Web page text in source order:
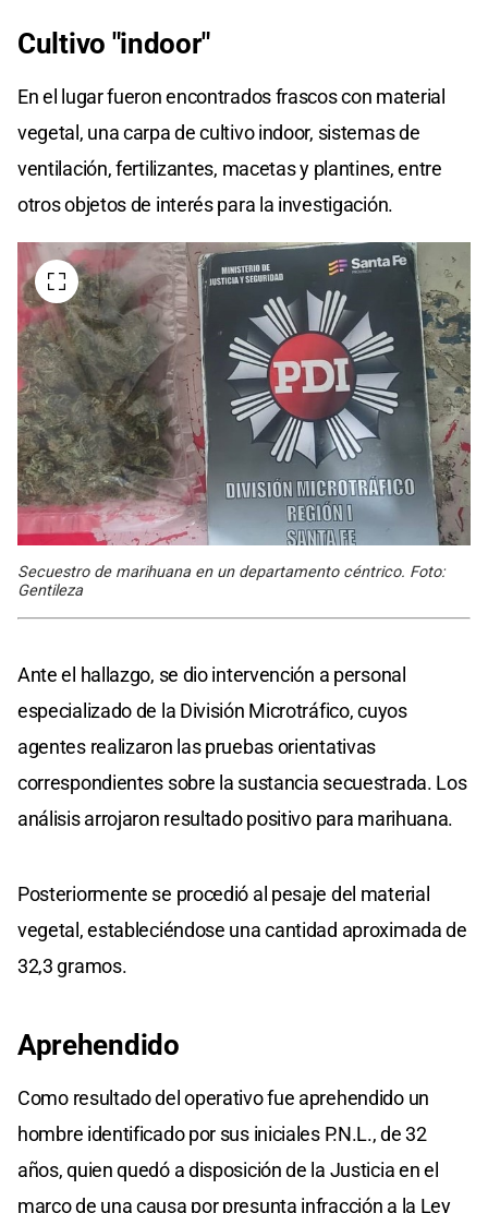
Cultivo "indoor"
En el lugar fueron encontrados frascos con material
vegetal, una carpa de cultivo indoor, sistemas de
ventilación, fertilizantes, macetas y plantines, entre
otros objetos de interés para la investigación.
Secuestro de marihuana en un departamento céntrico. Foto:
Gentileza
Ante el hallazgo, se dio intervención a personal
especializado de la División Microtráfico, cuyos
agentes realizaron las pruebas orientativas
correspondientes sobre la sustancia secuestrada. Los
análisis arrojaron resultado positivo para marihuana.
Posteriormente se procedió al pesaje del material
vegetal, estableciéndose una cantidad aproximada de
32,3 gramos.
Aprehendido
Como resultado del operativo fue aprehendido un
hombre identificado por sus iniciales P.N.L., de 32
años, quien quedó a disposición de la Justicia en el
marco de una causa por presunta infracción a la Ley